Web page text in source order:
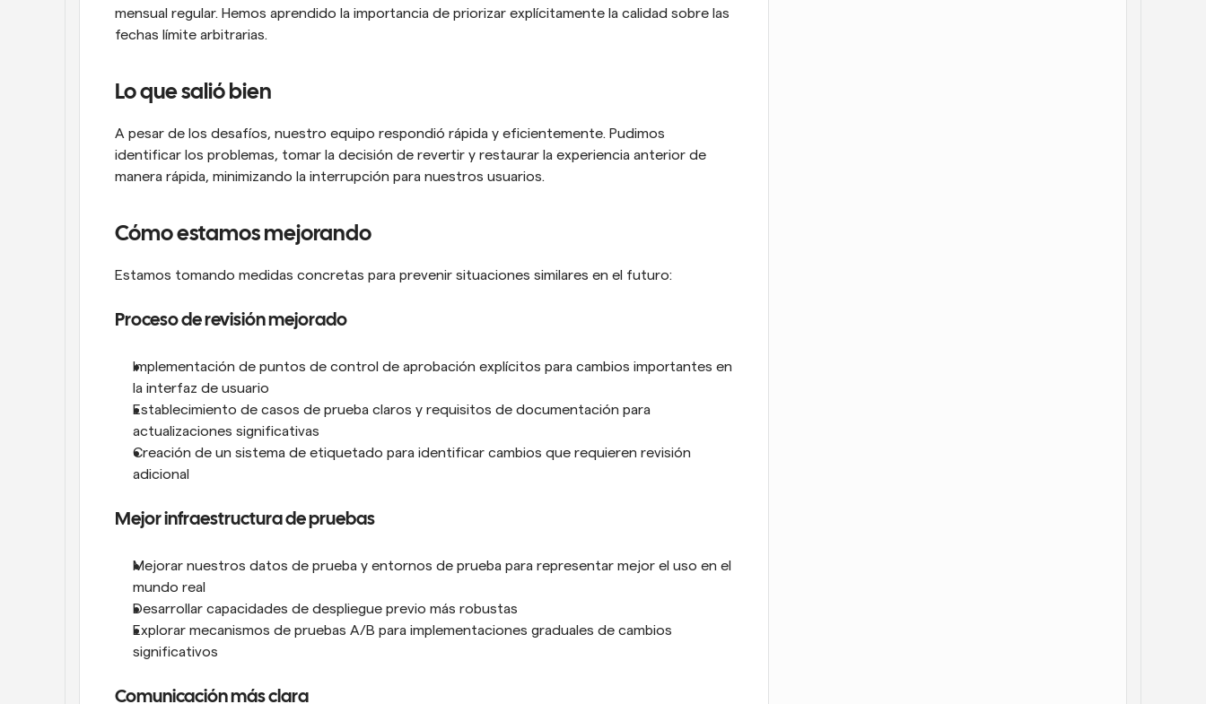
mensual regular. Hemos aprendido la importancia de priorizar explícitamente la calidad sobre las
fechas límite arbitrarias.
Lo que salió bien
A pesar de los desafíos, nuestro equipo respondió rápida y eficientemente. Pudimos
identificar los problemas, tomar la decisión de revertir y restaurar la experiencia anterior de
manera rápida, minimizando la interrupción para nuestros usuarios.
Cómo estamos mejorando
Estamos tomando medidas concretas para prevenir situaciones similares en el futuro:
Proceso de revisión mejorado
Implementación de puntos de control de aprobación explícitos para cambios importantes en
la interfaz de usuario
Establecimiento de casos de prueba claros y requisitos de documentación para
actualizaciones significativas
Creación de un sistema de etiquetado para identificar cambios que requieren revisión
adicional
Mejor infraestructura de pruebas
Mejorar nuestros datos de prueba y entornos de prueba para representar mejor el uso en el
mundo real
Desarrollar capacidades de despliegue previo más robustas
Explorar mecanismos de pruebas A/B para implementaciones graduales de cambios
significativos
Comunicación más clara